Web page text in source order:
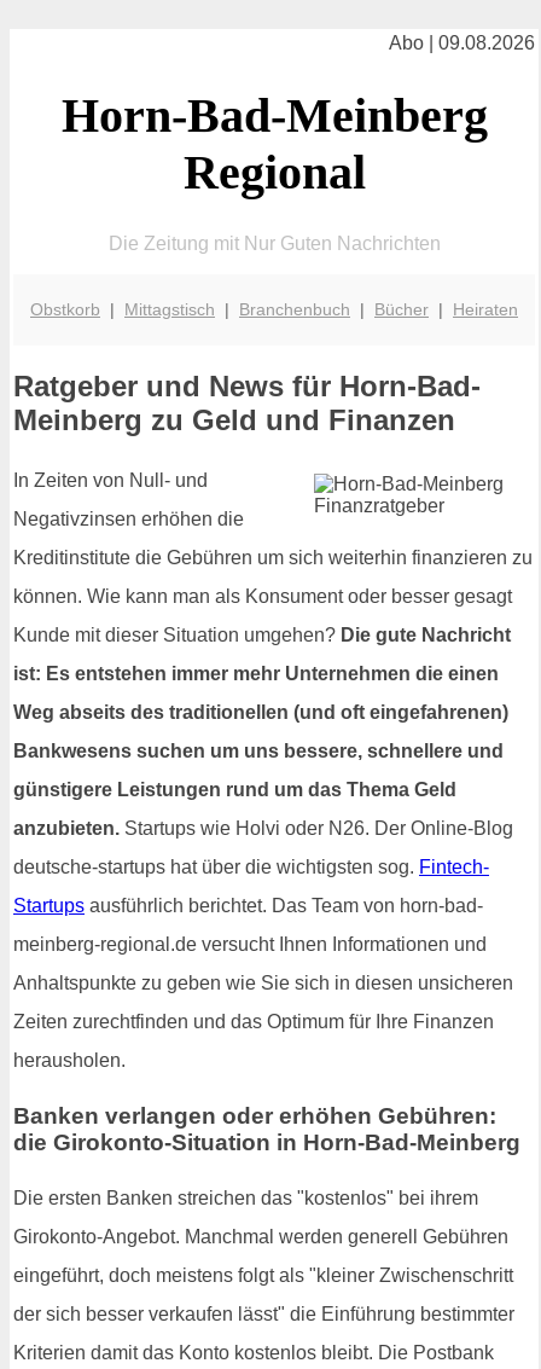
Abo | 09.08.2026
Horn-Bad-Meinberg
Regional
Die Zeitung mit Nur Guten Nachrichten
Obstkorb | Mittagstisch | Branchenbuch | Bücher | Heiraten
Ratgeber und News für Horn-Bad-
Meinberg zu Geld und Finanzen
In Zeiten von Null- und
Negativzinsen erhöhen die
Kreditinstitute die Gebühren um sich weiterhin finanzieren zu
können. Wie kann man als Konsument oder besser gesagt
Kunde mit dieser Situation umgehen? Die gute Nachricht
ist: Es entstehen immer mehr Unternehmen die einen
Weg abseits des traditionellen (und oft eingefahrenen)
Bankwesens suchen um uns bessere, schnellere und
günstigere Leistungen rund um das Thema Geld
anzubieten. Startups wie Holvi oder N26. Der Online-Blog
deutsche-startups hat über die wichtigsten sog. Fintech-
Startups ausführlich berichtet. Das Team von horn-bad-
meinberg-regional.de versucht Ihnen Informationen und
Anhaltspunkte zu geben wie Sie sich in diesen unsicheren
Zeiten zurechtfinden und das Optimum für Ihre Finanzen
herausholen.
Banken verlangen oder erhöhen Gebühren:
die Girokonto-Situation in Horn-Bad-Meinberg
Die ersten Banken streichen das "kostenlos" bei ihrem
Girokonto-Angebot. Manchmal werden generell Gebühren
eingeführt, doch meistens folgt als "kleiner Zwischenschritt
der sich besser verkaufen lässt" die Einführung bestimmter
Kriterien damit das Konto kostenlos bleibt. Die Postbank